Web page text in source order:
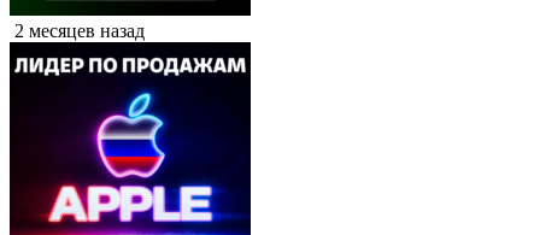
2 месяцев назад